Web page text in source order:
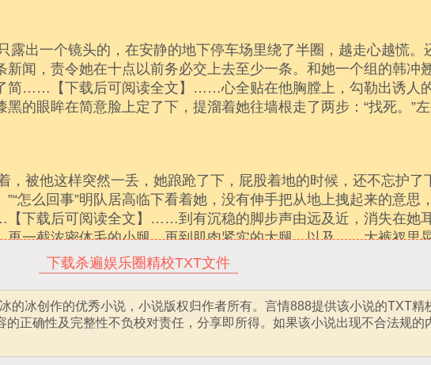
下载杀遍娱乐圈精校TXT文件
的冰创作的优秀小说，小说版权归作者所有。言情888提供该小说的TXT精
正确性及完整性不负校对责任，分享即所得。如果该小说出现不合法规的